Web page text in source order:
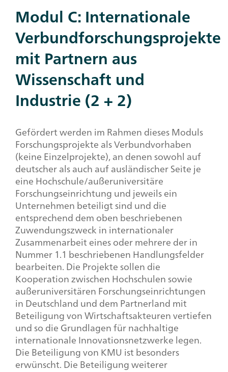
Modul C: Internationale
Verbundforschungsprojekte
mit Partnern aus
Wissenschaft und
Industrie (2 + 2)
Gefördert werden im Rahmen dieses Moduls
Forschungsprojekte als Verbundvorhaben
(keine Einzelprojekte), an denen sowohl auf
deutscher als auch auf ausländischer Seite je
eine Hochschule/außeruniversitäre
Forschungseinrichtung und jeweils ein
Unternehmen beteiligt sind und die
entsprechend dem oben beschriebenen
Zuwendungszweck in internationaler
Zusammenarbeit eines oder mehrere der in
Nummer 1.1 beschriebenen Handlungsfelder
bearbeiten. Die Projekte sollen die
Kooperation zwischen Hochschulen sowie
außeruniversitären Forschungseinrichtungen
in Deutschland und dem Partnerland mit
Beteiligung von Wirtschaftsakteuren vertiefen
und so die Grundlagen für nachhaltige
internationale Innovationsnetzwerke legen.
Die Beteiligung von KMU ist besonders
erwünscht. Die Beteiligung weiterer